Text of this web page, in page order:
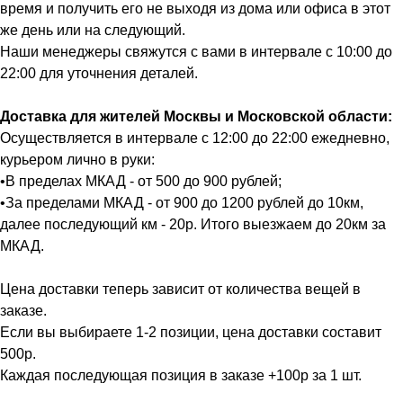
время и получить его не выходя из дома или офиса в этот
же день или на следующий.
Наши менеджеры свяжутся с вами в интервале с 10:00 до
22:00 для уточнения деталей.
Доставка для жителей Москвы и Московской области:
Осуществляется в интервале с 12:00 до 22:00 ежедневно,
курьером лично в руки:
•В пределах МКАД - от 500 до 900 рублей;
•За пределами МКАД - от 900 до 1200 рублей до 10км,
далее последующий км - 20р. Итого выезжаем до 20км за
МКАД.
Цена доставки теперь зависит от количества вещей в
заказе.
Если вы выбираете 1-2 позиции, цена доставки составит
500р.
Каждая последующая позиция в заказе +100р за 1 шт.